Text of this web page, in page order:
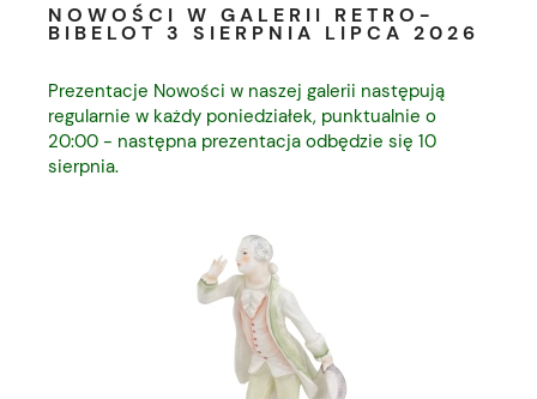
NOWOŚCI W GALERII RETRO-
BIBELOT 3 SIERPNIA LIPCA 2026
Prezentacje Nowości w naszej galerii następują
regularnie w każdy poniedziałek, punktualnie o
20:00 - następna prezentacja odbędzie się 10
sierpnia.